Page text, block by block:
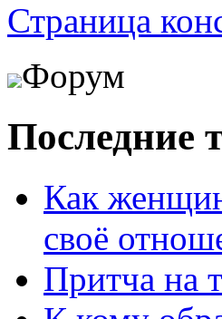
Страница
Форум
Последние
Как
своё
Притча на